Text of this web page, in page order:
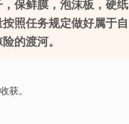
保鲜膜，泡沫板，硬纸
照任务规定做好属于自
的渡河。
获。